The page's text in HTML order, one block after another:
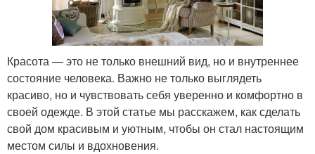
Красота — это не только внешний вид, но и внутреннее
состояние человека. Важно не только выглядеть
красиво, но и чувствовать себя уверенно и комфортно в
своей одежде. В этой статье мы расскажем, как сделать
свой дом красивым и уютным, чтобы он стал настоящим
местом силы и вдохновения.